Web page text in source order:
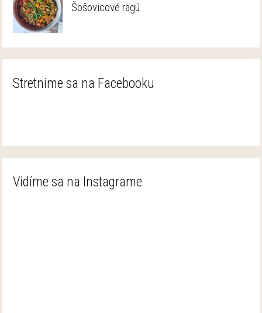
Šošovicové ragú
Stretnime sa na Facebooku
Vidíme sa na Instagrame